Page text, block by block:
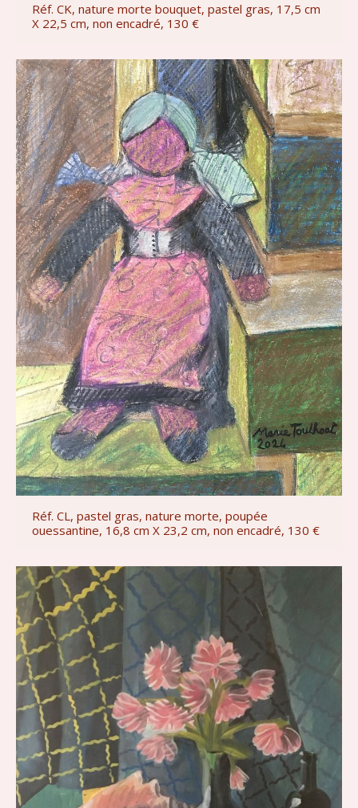
Réf. CK, nature morte bouquet, pastel gras, 17,5 cm
X 22,5 cm, non encadré, 130 €
Réf. CL, pastel gras, nature morte, poupée
ouessantine, 16,8 cm X 23,2 cm, non encadré, 130 €